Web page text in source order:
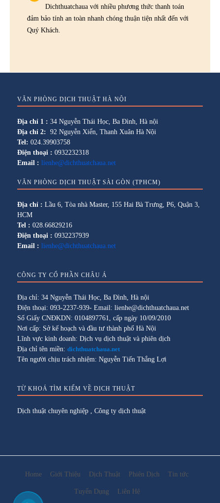
Dichthuatchaua với nhiều phương thức thanh toán
đảm bảo tính an toàn nhanh chóng thuận tiện nhất đến với
Quý Khách.
VĂN PHÒNG DỊCH THUẬT HÀ NỘI
Địa chỉ 1 : 34 Nguyễn Thái Học, Ba Đình, Hà nội
Địa chỉ 2: 92 Nguyễn Xiển, Thanh Xuân Hà Nội
Tel: 024.39903758
Điện thoại : 0932232318
Email : lienhe@dichthuatchaua.net
VĂN PHÒNG DỊCH THUẬT SÀI GÒN (TPHCM)
Địa chỉ : Lầu 6, Tòa nhà Master, 155 Hai Bà Trưng, P6, Quận 3,
HCM
Tel : 028.66829216
Điện thoại : 0932237939
Email : lienhe@dichthuatchaua.net
CÔNG TY CỔ PHẦN CHÂU Á
Địa chỉ: 34 Nguyễn Thái Học, Ba Đình, Hà nội
Điện thoại: 093-2237-939- Email: lienhe@dichthuatchaua.net
Số Giấy CNĐKDN: 0104897761, cấp ngày 10/09/2010
Nơi cấp: Sở kế hoạch và đầu tư thành phố Hà Nội
Lĩnh vực kinh doanh: Dịch vụ dịch thuật và phiên dịch
Địa chỉ tên miền: dichthuatchaua.net
Tên người chịu trách nhiệm: Nguyễn Tiến Thắng Lợi
TỪ KHOÁ TÌM KIẾM VỀ DỊCH THUẬT
Dịch thuật chuyên nghiệp Công ty dịch thuật
Home Giới Thiệu Dịch Thuật Phiên Dịch Tin tức
Tuyển Dụng Liên Hệ